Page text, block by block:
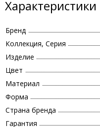
Характеристики
Бренд
Коллекция, Серия
Изделие
Цвет
Материал
Форма
Страна бренда
Гарантия